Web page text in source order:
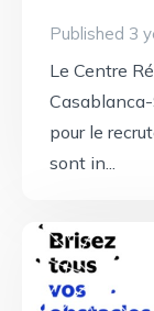
Published 3
Le Centre
pour le
sont in...